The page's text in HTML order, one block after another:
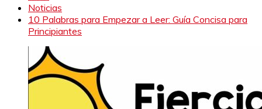
Noticias
10 Palabras para Empezar a Leer: Guía Concisa para
Principiantes